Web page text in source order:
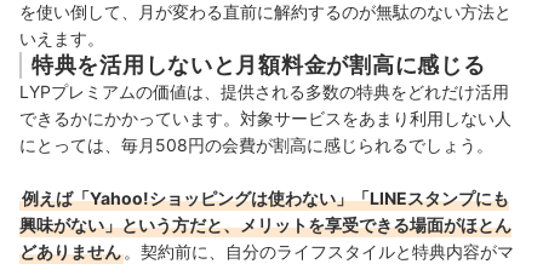
を使い倒して、月が変わる直前に解約するのが無駄のない方法と
いえます。
特典を活用しないと月額料金が割高に感じる
LYPプレミアムの価値は、提供される多数の特典をどれだけ活用
できるかにかかっています。対象サービスをあまり利用しない人
にとっては、毎月508円の会費が割高に感じられるでしょう。
例えば「Yahoo!ショッピングは使わない」「LINEスタンプにも
興味がない」という方だと、メリットを享受できる場面がほとん
どありません。契約前に、自分のライフスタイルと特典内容がマ